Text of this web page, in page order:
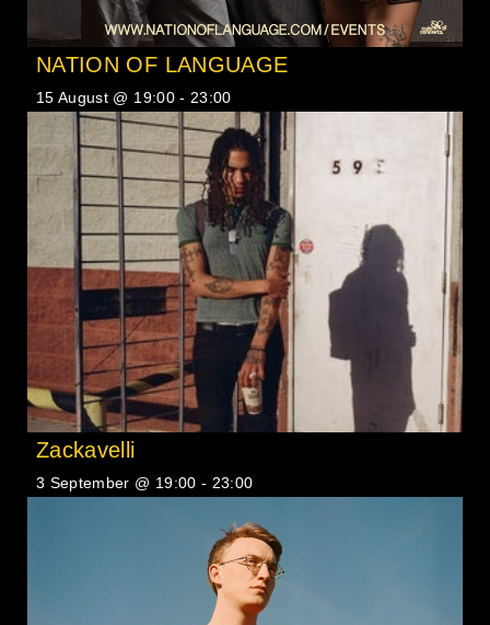
NATION OF LANGUAGE
15 August @ 19:00- 23:00
Zackavelli
3 September @ 19:00 - 23:00